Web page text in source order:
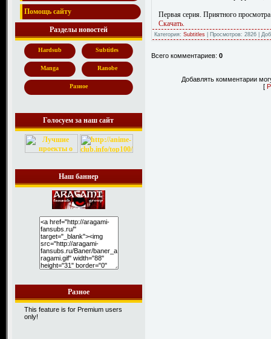
Помощь сайту
Разделы новостей
Hardsub Subtitles
Manga Ranobe
Разное
Голосуем за наш сайт
Наш баннер
Разное
This feature is for Premium users
only!
Первая серия. Приятного
Скачать.
Категория: Subtitles | Просмотров: 2826 |
Всего комментариев: 0
Добавлять комментарии
[